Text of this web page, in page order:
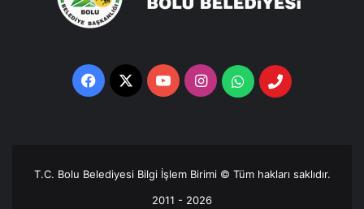
Facebook
X YouTubeInstagramWhatsappTelefon
T.C. Bolu Belediyesi Bilgi İşlem Birimi © Tüm hakları saklıdır.
2011 - 2026